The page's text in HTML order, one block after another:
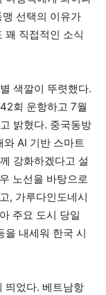
선택의 이유가
꽤 직접적인 소식
색깔이 뚜렷했다.
회 운항하고 7월
밝혔다. 중국동방
AI 기반 스마트
강화하겠다고 설
노선을 바탕으로
, 가루다인도네시
주요 도시 당일
을 내세워 한국 시
띄었다. 베트남항